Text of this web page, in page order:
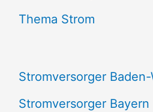
n
Thema Strom
Stromversorger
Stromversorger Bayern